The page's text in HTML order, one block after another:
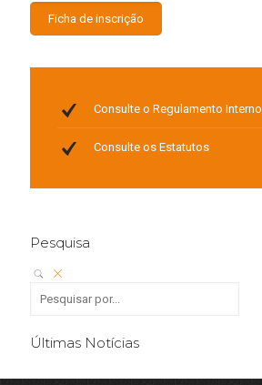
Ficha de inscrição
Consulte o Regulamento Interno
Consulte os Estatutos
Pesquisa
Últimas Notícias